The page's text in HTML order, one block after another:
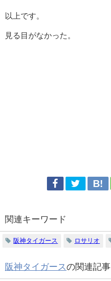
以上です。
見る目がなかった。
関連キーワード
阪神タイガース ロサリオ
阪神タイガース の関連記事